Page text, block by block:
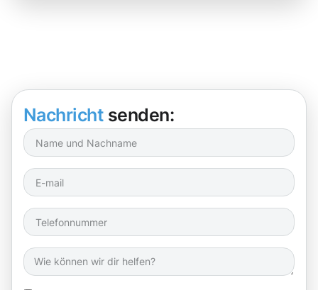
Nachricht senden: